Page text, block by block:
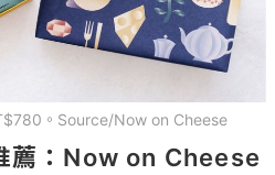
。Source/Now on Cheese
薦：Now on Cheese